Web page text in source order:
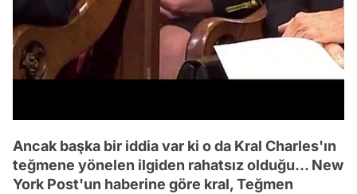
Ancak başka bir iddia var ki o da Kral Charles'ın
teğmene yönelen ilgiden rahatsız olduğu... New
York Post'un haberine göre kral, Teğmen